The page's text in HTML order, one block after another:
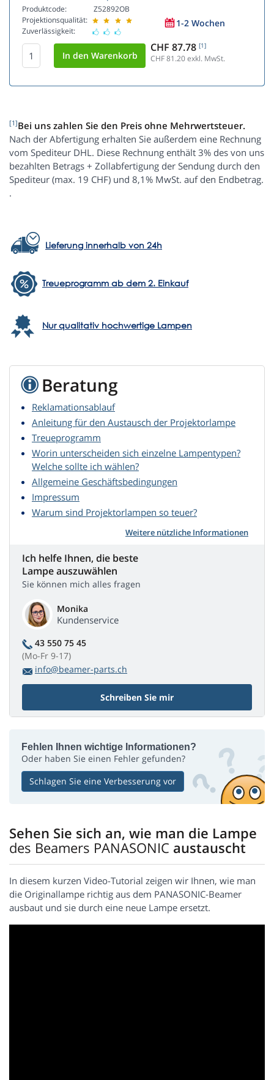
Produktcode:
Projektionsqualität:
Zuverlässigkeit:
Z52892OB
1-2 Wochen
CHF 87.78 [1]
CHF 81.20exkl. MwSt.
[1]Bei uns zahlen Sie den Preis ohne Mehrwertsteuer.
Nach der Abfertigung erhalten Sie außerdem eine Rechnung
vom Spediteur DHL. Diese Rechnung enthält 3% des von uns
bezahlten Betrags + Zollabfertigung der Sendung durch den
Spediteur (max. 19 CHF) und 8,1% MwSt. auf den Endbetrag.
.
Lieferung innerhalb von 24h
Treueprogramm ab dem 2. Einkauf
Nur qualitativ hochwertige Lampen
Beratung
Reklamationsablauf
Anleitung für den Austausch der Projektorlampe
Treueprogramm
Worin unterscheiden sich einzelne Lampentypen?
Welche sollte ich wählen?
Allgemeine Geschäftsbedingungen
Impressum
Warum sind Projektorlampen so teuer?
Weitere nützliche Informationen
Ich helfe Ihnen, die beste
Lampe auszuwählen
Sie können mich alles fragen
Monika
Kundenservice
43 550 75 45
(Mo-Fr 9-17)
info@beamer-parts.ch
Schreiben Sie mir
Fehlen Ihnen wichtige Informationen?
Oder haben Sie einen Fehler gefunden?
Schlagen Sie eine Verbesserung vor
Sehen Sie sich an, wie man die Lampe
des Beamers PANASONIC austauscht
In diesem kurzen Video-Tutorial zeigen wir Ihnen, wie man
die Originallampe richtig aus dem PANASONIC-Beamer
ausbaut und sie durch eine neue Lampe ersetzt.